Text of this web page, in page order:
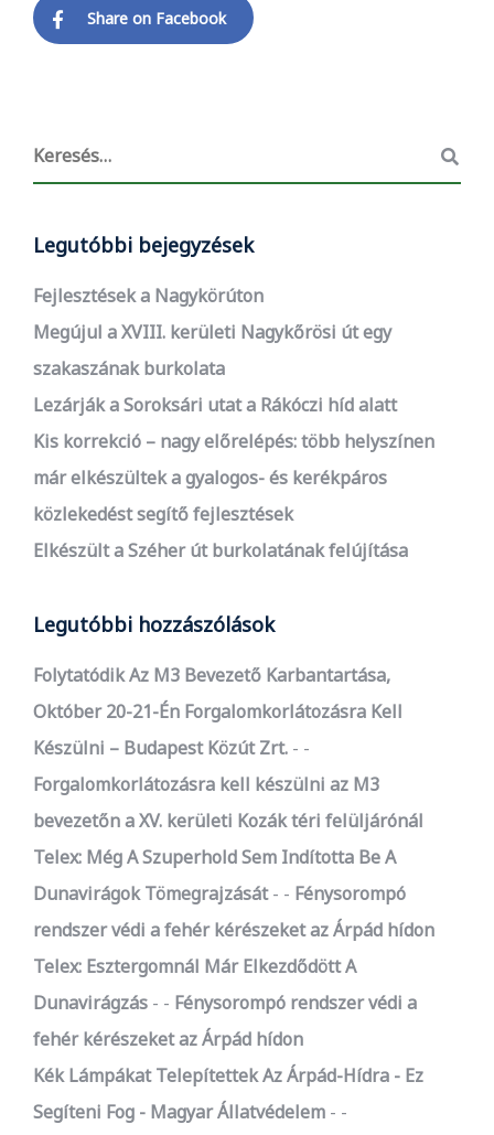
Share on Facebook
Legutóbbi bejegyzések
Fejlesztések a Nagykörúton
Megújul a XVIII. kerületi Nagykőrösi út egy
szakaszának burkolata
Lezárják a Soroksári utat a Rákóczi híd alatt
Kis korrekció – nagy előrelépés: több helyszínen
már elkészültek a gyalogos- és kerékpáros
közlekedést segítő fejlesztések
Elkészült a Széher út burkolatának felújítása
Legutóbbi hozzászólások
Folytatódik Az M3 Bevezető Karbantartása,
Október 20-21-Én Forgalomkorlátozásra Kell
Készülni – Budapest Közút Zrt.
-
Forgalomkorlátozásra kell készülni az M3
bevezetőn a XV. kerületi Kozák téri felüljárónál
Telex: Még A Szuperhold Sem Indította Be A
Dunavirágok Tömegrajzását
- Fénysorompó
rendszer védi a fehér kérészeket az Árpád hídon
Telex: Esztergomnál Már Elkezdődött A
Dunavirágzás
- Fénysorompó rendszer védi a
fehér kérészeket az Árpád hídon
Kék Lámpákat Telepítettek Az Árpád-Hídra - Ez
Segíteni Fog - Magyar Állatvédelem
-